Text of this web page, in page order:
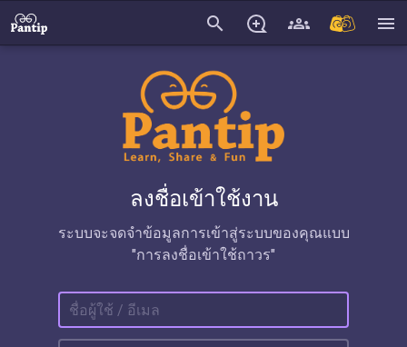
search menu
ลงชื่อเข้าใช้งาน
ระบบจะจดจำข้อมูลการเข้าสู่ระบบของคุณแบบ
"การลงชื่อเข้าใช้ถาวร"